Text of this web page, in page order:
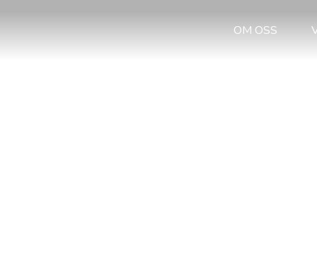
OM OSS